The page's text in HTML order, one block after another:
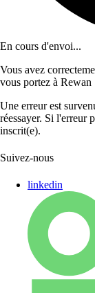
En cours d'envoi...
Vous avez
vous portez à Rewan
Une erreur est
réessayer. Si l'erreur
inscrit(e).
Suivez-nous
linkedin